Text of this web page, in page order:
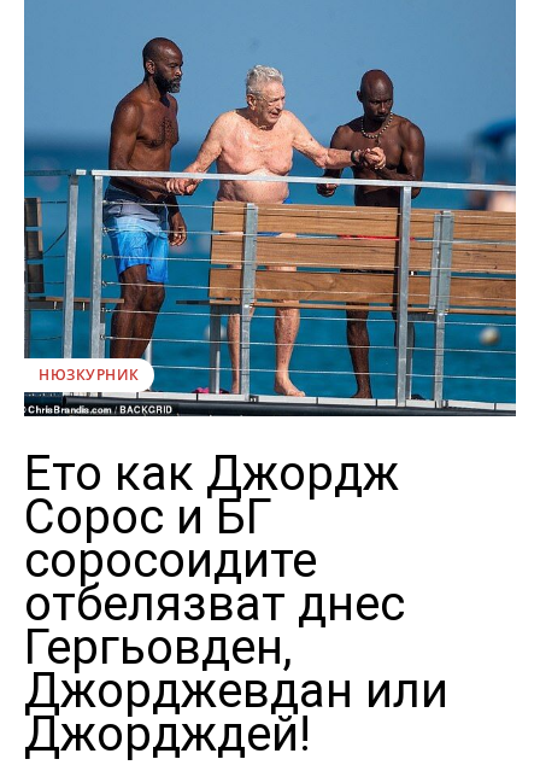
НЮЗКУРНИК
Ето как Джордж
Сорос и БГ
соросоидите
отбелязват днес
Гергьовден,
Джорджевдан или
Джордждей!